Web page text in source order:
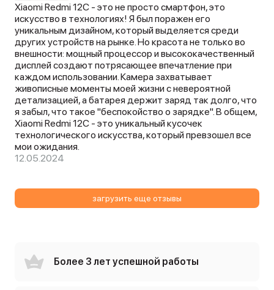
Xiaomi Redmi 12C - это не просто смартфон, это
искусство в технологиях! Я был поражен его
уникальным дизайном, который выделяется среди
других устройств на рынке. Но красота не только во
внешности: мощный процессор и высококачественный
дисплей создают потрясающее впечатление при
каждом использовании. Камера захватывает
живописные моменты моей жизни с невероятной
детализацией, а батарея держит заряд так долго, что
я забыл, что такое "беспокойство о зарядке". В общем,
Xiaomi Redmi 12C - это уникальный кусочек
технологического искусства, который превзошел все
мои ожидания.
12.05.2024
загрузить еще отзывы
Более 3 лет успешной работы